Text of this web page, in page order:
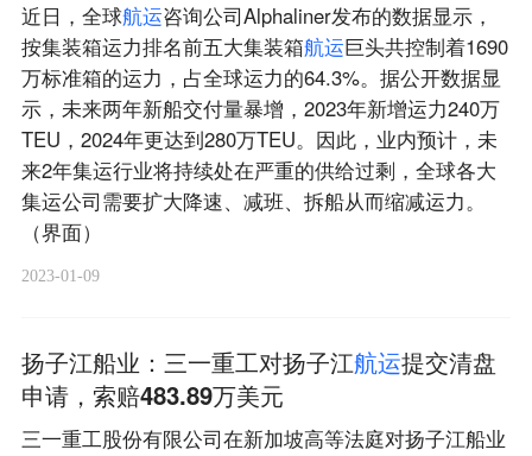
近日，全球航运咨询公司Alphaliner发布的数据显示，
按集装箱运力排名前五大集装箱航运巨头共控制着1690
万标准箱的运力，占全球运力的64.3%。据公开数据显
示，未来两年新船交付量暴增，2023年新增运力240万
TEU，2024年更达到280万TEU。因此，业内预计，未
来2年集运行业将持续处在严重的供给过剩，全球各大
集运公司需要扩大降速、减班、拆船从而缩减运力。
（界面）
2023-01-09
扬子江船业：三一重工对扬子江航运提交清盘
申请，索赔483.89万美元
三一重工股份有限公司在新加坡高等法庭对扬子江船业